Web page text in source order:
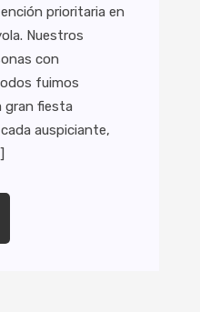
prioritaria en
Nuestros
con
fuimos
fiesta
auspiciante,